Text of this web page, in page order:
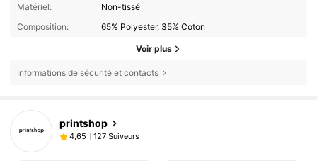
Matériel:
Non-tissé
Composition:
65% Polyester, 35% Coton
Voir plus
Informations de sécurité et contacts
printshop
4,65 127 Suiveurs